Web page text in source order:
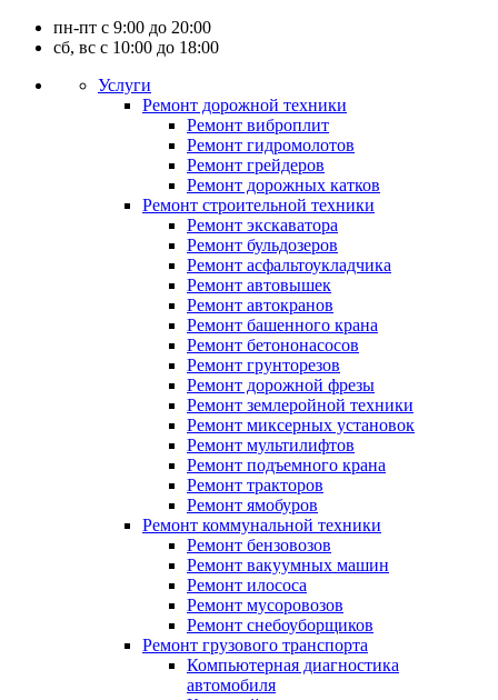
пн-пт с 9:00 до 20:00
сб, вс с 10:00 до 18:00
Услуги
Ремонт дорожной техники
Ремонт виброплит
Ремонт гидромолотов
Ремонт грейдеров
Ремонт дорожных катков
Ремонт строительной техники
Ремонт экскаватора
Ремонт бульдозеров
Ремонт асфальтоукладчика
Ремонт автовышек
Ремонт автокранов
Ремонт башенного крана
Ремонт бетононасосов
Ремонт грунторезов
Ремонт дорожной фрезы
Ремонт землеройной техники
Ремонт миксерных установок
Ремонт мультилифтов
Ремонт подъемного крана
Ремонт тракторов
Ремонт ямобуров
Ремонт коммунальной техники
Ремонт бензовозов
Ремонт вакуумных машин
Ремонт илососа
Ремонт мусоровозов
Ремонт снебоуборщиков
Ремонт грузового транспорта
Компьютерная диагностика
автомобиля